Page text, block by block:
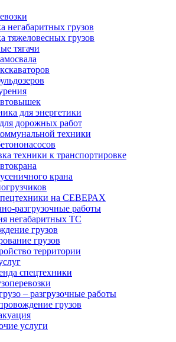
негабаритных грузов
тяжеловесных грузов
тягачи
для энергетики
дорожных работ
техники
техники к транспортировке
крана
на СЕВЕРАХ
разгрузочные работы
негабаритных ТС
грузов
грузов
территории
спецтехники
– разгрузочные работы
грузов
услуги